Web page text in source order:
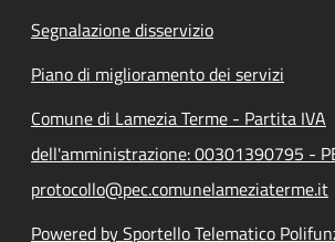
Segnalazione disservizio
Piano di miglioramento dei servizi
Comune di Lamezia Terme - Partita IVA
dell'amministrazione: 00301390795 -
protocollo@pec.comunelameziaterme.it
Powered by Sportello Telematico